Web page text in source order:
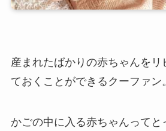
産まれたばかりの赤ちゃんをリ
ておくことができるクーファン。
かごの中に入る赤ちゃんってと